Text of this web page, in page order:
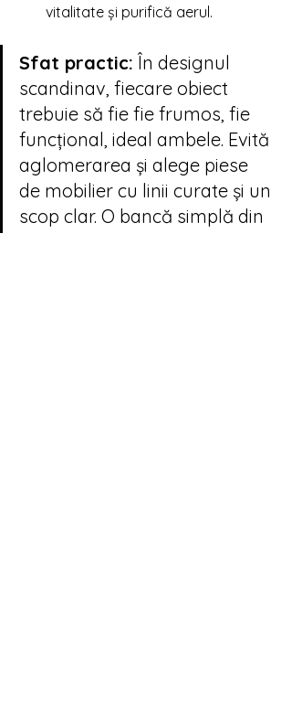
vitalitate și purifică aerul.
Sfat practic: În designul
scandinav, fiecare obiect
trebuie să fie fie frumos, fie
funcțional, ideal ambele. Evită
aglomerarea și alege piese
de mobilier cu linii curate și un
scop clar. O bancă simplă din